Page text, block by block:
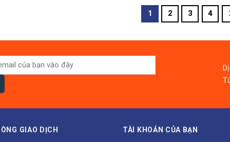
of
5
1 2 3 4
GIAO DỊCH TÀI KHOẢN CỦA BẠN